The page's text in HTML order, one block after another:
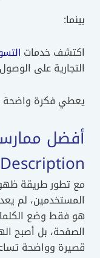
بينما:
اكتشف خدمات
التجارية على
يعطي فكرة واضحة
Description في 2026
مع تطور طريقة
المستخدمين، لم
هو فقط وضع
الصفحة، بل أصبح
قصيرة وواضحة